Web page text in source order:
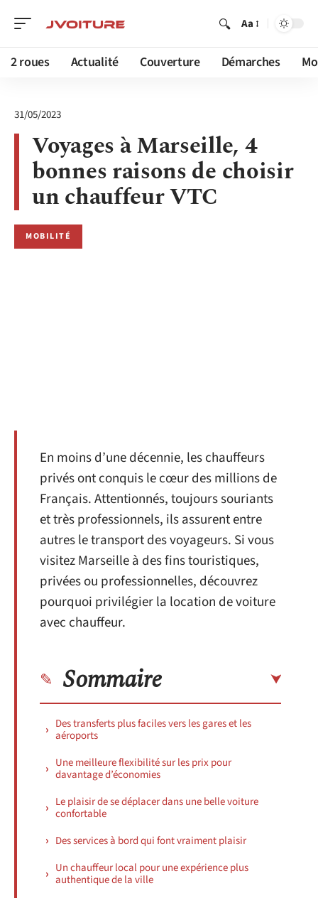
Aa
2 roues Actualité Couverture Démarches
31/05/2023
Voyages à Marseille, 4
bonnes raisons de choisir
un chauffeur VTC
MOBILITÉ
En moins d’une décennie, les chauffeurs
privés ont conquis le cœur des millions de
Français. Attentionnés, toujours souriants
et très professionnels, ils assurent entre
autres le transport des voyageurs. Si vous
visitez Marseille à des fins touristiques,
privées ou professionnelles, découvrez
pourquoi privilégier la location de voiture
avec chauffeur.
Sommaire
Des transferts plus faciles vers les gares et les
aéroports
Une meilleure flexibilité sur les prix pour
davantage d’économies
Le plaisir de se déplacer dans une belle voiture
confortable
Des services à bord qui font vraiment plaisir
Un chauffeur local pour une expérience plus
authentique de la ville